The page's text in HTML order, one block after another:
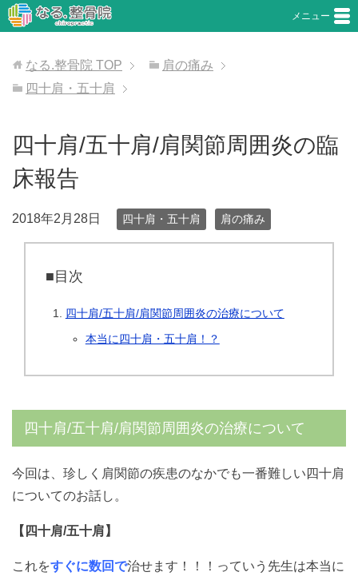
メニュー
なる.整骨院 TOP
肩の痛み
四十肩・五十肩
四十肩/五十肩/肩関節周囲炎の臨
床報告
2018年2月28日 四十肩・五十肩 肩の痛み
■目次
四十肩/五十肩/肩関節周囲炎の治療について
本当に四十肩・五十肩！？
四十肩/五十肩/肩関節周囲炎の治療について
今回は、珍しく肩関節の疾患のなかでも一番難しい四十肩
についてのお話し。
【四十肩/五十肩】
これをすぐに数回で治せます！！！っていう先生は本当に